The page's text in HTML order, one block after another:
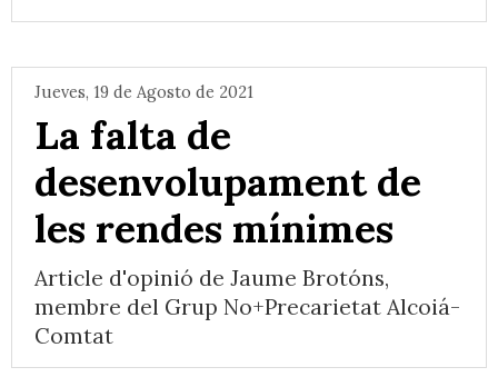
Jueves, 19 de Agosto de 2021
La falta de
desenvolupament de
les rendes mínimes
Article d'opinió de Jaume Brotóns,
membre del Grup No+Precarietat Alcoiá-
Comtat